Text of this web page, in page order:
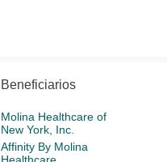
Beneficiarios
Molina Healthcare of
New York, Inc.
Affinity By Molina